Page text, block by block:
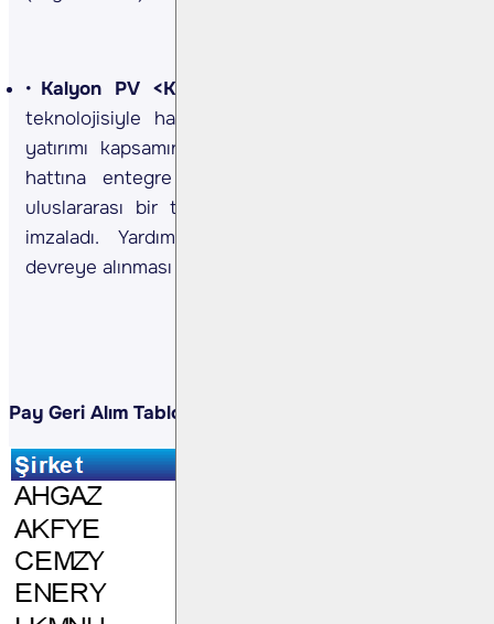
Kalyon PV <KLYPV TI>
teknolojisiyle hayata geçirilecek güneş hücresi
yatırımı kapsamında, 1.100 MW kapasiteli üretim
hattına entegre yardımcı tesis sistemleri için
uluslararası bir teknoloji sağlayıcısıyla sözleşme
imzaladı. Yardımcı tesisin 2026 yılı başında
devreye alınması planlanıyor. (Kaynak: KAP)
Pay Geri Alım Tablosu